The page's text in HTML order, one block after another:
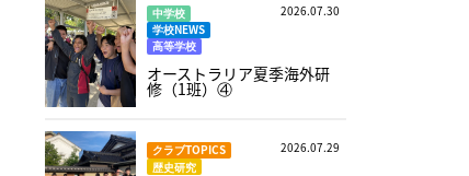
中学校
学校NEWS
高等学校
2026.07.30
オーストラリア夏季海外研
修（1班）④
クラブTOPICS
歴史研究
2026.07.29